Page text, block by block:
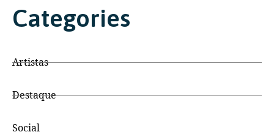
Categories
Artistas
Destaque
Social